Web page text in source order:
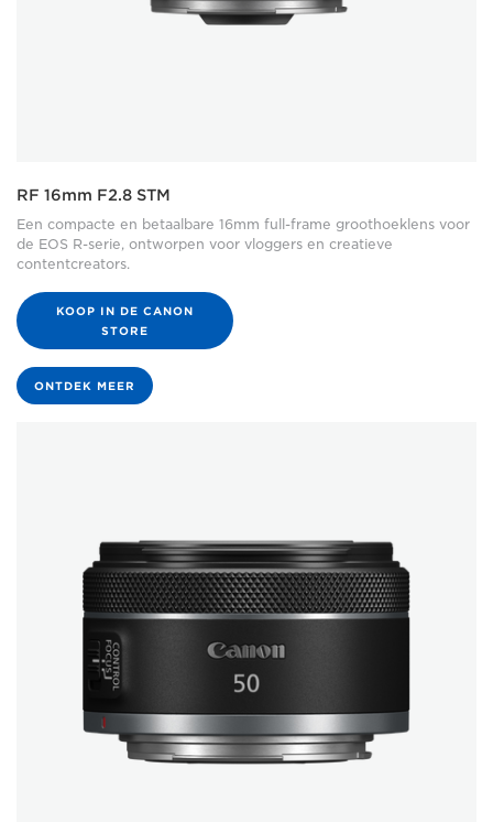
RF 16mm F2.8 STM
Een compacte en betaalbare 16mm full-frame groothoeklens voor
de EOS R-serie, ontworpen voor vloggers en creatieve
contentcreators.
KOOP IN DE CANON
STORE
ONTDEK MEER